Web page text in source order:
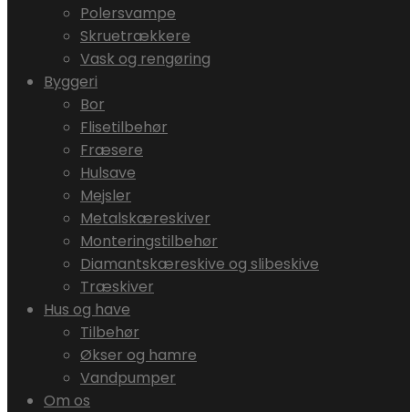
Polersvampe
Skruetrækkere
Vask og rengøring
Byggeri
Bor
Flisetilbehør
Fræsere
Hulsave
Mejsler
Metalskæreskiver
Monteringstilbehør
Diamantskæreskive og slibeskive
Træskiver
Hus og have
Tilbehør
Økser og hamre
Vandpumper
Om os